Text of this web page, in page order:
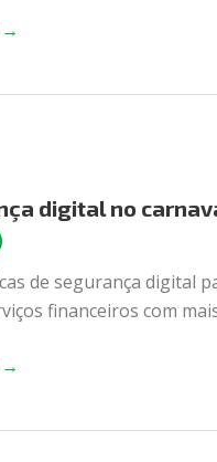
→
digital no
de segurança digital
financeiros com
→